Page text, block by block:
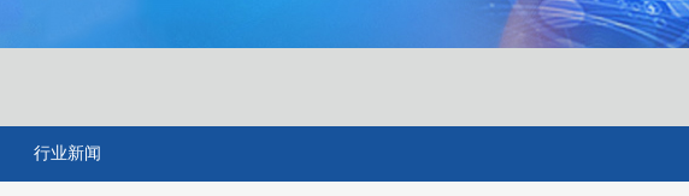
行业新闻